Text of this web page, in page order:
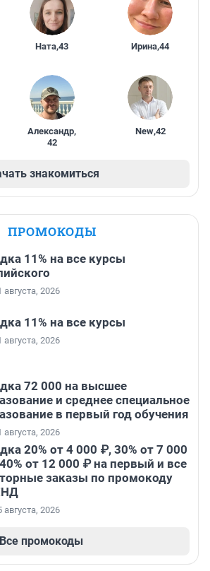
Ната,43 Ирина,44
Александр,
42
New,42
знакомиться
ПРОМОКОДЫ
11% на все курсы
августа, 2026
11% на все курсы
августа, 2026
72 000 на высшее
и среднее специальное
в первый год обучения
августа, 2026
20% от 4 000 ₽, 30% от 7 000
от 12 000 ₽ на первый и все
заказы по промокоду
августа, 2026
Все промокоды